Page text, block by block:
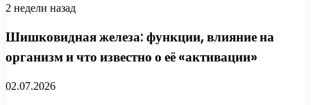
2 недели назад
Шишковидная железа: функции, влияние на
организм и что известно о её «активации»
02.07.2026